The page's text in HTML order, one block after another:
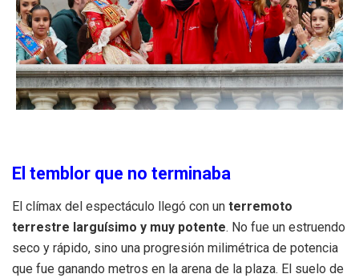
El temblor que no terminaba
El clímax del espectáculo llegó con un terremoto
terrestre larguísimo y muy potente. No fue un estruendo
seco y rápido, sino una progresión milimétrica de potencia
que fue ganando metros en la arena de la plaza. El suelo de